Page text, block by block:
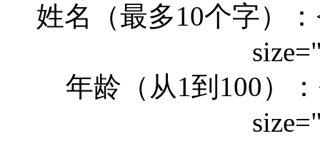
姓名（最多10个字）
年龄（从1到100）